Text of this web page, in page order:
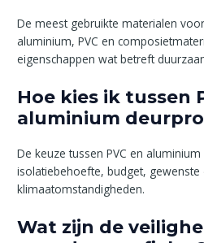
De meest gebruikte materialen
aluminium, PVC en
eigenschappen wat betreft
Hoe kies ik tussen
aluminium
De keuze tussen PVC en
isolatiebehoefte, budget, gewenste
klimaatomstandigheden.
Wat zijn de